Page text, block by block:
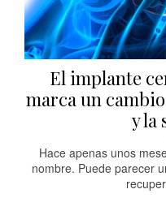
El implante
marca un
y la
Hace apenas unos
nombre. Puede parecer